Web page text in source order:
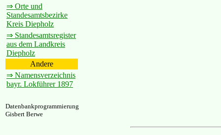
⇒ Orte und
Standesamtsbezirke
Kreis Diepholz
⇒ Standesamtsregister
aus dem Landkreis
Diepholz
Andere
⇒ Namensverzeichnis
bayr. Lokführer 1897
Datenbankprogrammierung
Gisbert Berwe